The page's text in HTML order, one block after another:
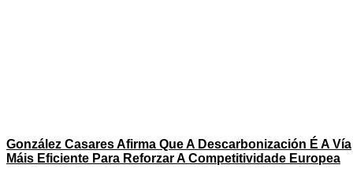
González Casares Afirma Que A Descarbonización É A Vía
Máis Eficiente Para Reforzar A Competitividade Europea